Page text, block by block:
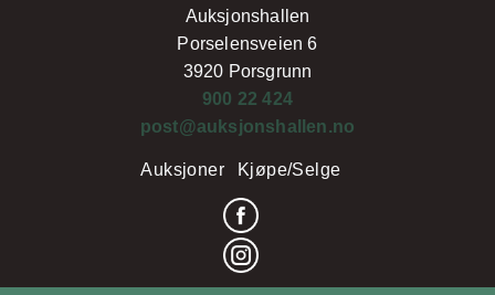
Auksjonshallen
Porselensveien 6
3920 Porsgrunn
900 22 424
post@auksjonshallen.no
Auksjoner Kjøpe/Selge